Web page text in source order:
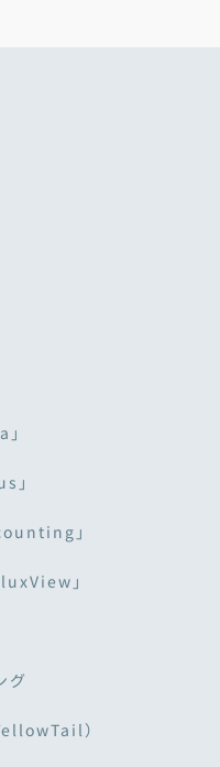
」
」
」
グ
）